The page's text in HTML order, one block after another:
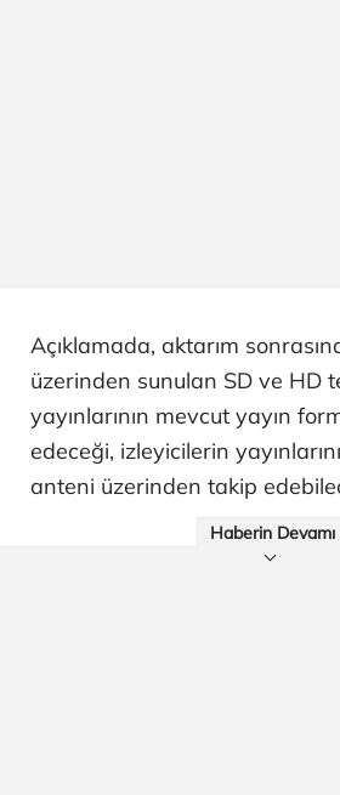
Açıklamada, aktarım
üzerinden sunulan SD ve HD
yayınlarının mevcut yayın
edeceği, izleyicilerin
anteni üzerinden takip
Haberin Devamı